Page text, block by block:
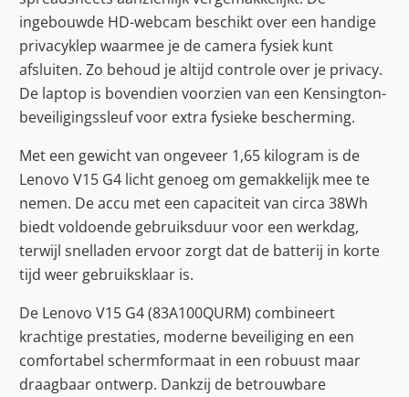
ingebouwde HD-webcam beschikt over een handige
privacyklep waarmee je de camera fysiek kunt
afsluiten. Zo behoud je altijd controle over je privacy.
De laptop is bovendien voorzien van een Kensington-
beveiligingssleuf voor extra fysieke bescherming.
Met een gewicht van ongeveer 1,65 kilogram is de
Lenovo V15 G4 licht genoeg om gemakkelijk mee te
nemen. De accu met een capaciteit van circa 38Wh
biedt voldoende gebruiksduur voor een werkdag,
terwijl snelladen ervoor zorgt dat de batterij in korte
tijd weer gebruiksklaar is.
De Lenovo V15 G4 (83A100QURM) combineert
krachtige prestaties, moderne beveiliging en een
comfortabel schermformaat in een robuust maar
draagbaar ontwerp. Dankzij de betrouwbare